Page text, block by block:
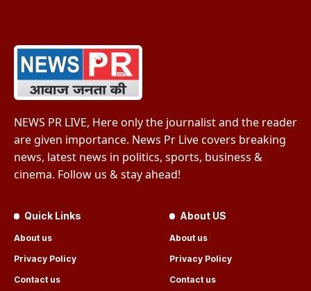
NEWS PR LIVE, Here only the journalist and the reader
are given importance. News Pr Live covers breaking
news, latest news in politics, sports, business &
cinema. Follow us & stay ahead!
Quick Links
About us
Privacy Policy
Contact us
About US
About us
Privacy Policy
Contact us